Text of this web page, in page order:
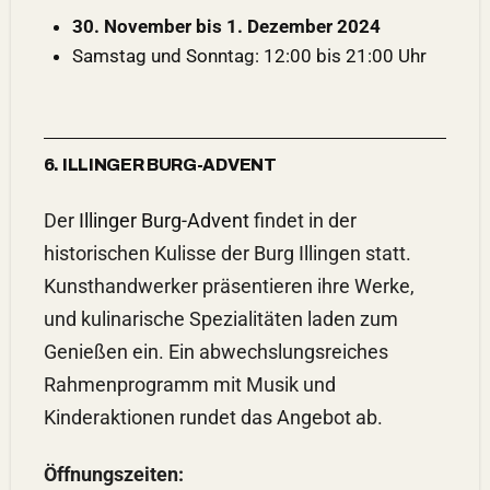
30. November bis 1. Dezember 2024
Samstag und Sonntag: 12:00 bis 21:00 Uhr
6. ILLINGER BURG-ADVENT
Der Illinger Burg-Adventfindet in der
historischen Kulisse der Burg Illingen statt.
Kunsthandwerker präsentieren ihre Werke,
und kulinarische Spezialitäten laden zum
Genießen ein. Ein abwechslungsreiches
Rahmenprogramm mit Musik und
Kinderaktionen rundet das Angebot ab.
Öffnungszeiten: